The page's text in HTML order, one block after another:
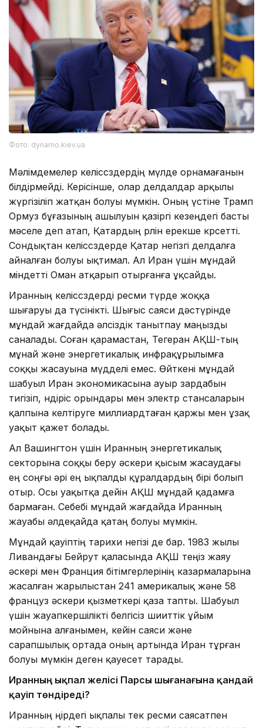
Фото: dynamo.kiev.ua
Мәлімдемелер келіссөздердің мүлде орнамағанын
білдірмейді. Керісінше, олар делдалдар арқылы
жүргізіліп жатқан болуы мүмкін. Оның үстіне Трамп
Ормуз бұғазының ашылуын қазіргі кезеңдегі басты
мәселе деп атап, Қатардың рөлін ерекше көрсетті.
Сондықтан келіссөздерде Қатар негізгі делдалға
айналған болуы ықтимал. Ал Иран үшін мұндай
міндетті Оман атқарып отырғанға ұқсайды.
Иранның келіссөздерді ресми түрде жоққа
шығаруы да түсінікті. Шығыс саяси дәстүрінде
мұндай жағдайда әлсіздік танытпау маңызды
саналады. Соған қарамастан, Тегеран АҚШ-тың
мұнай және энергетикалық инфрақұрылымға
соққы жасауына мүдделі емес. Өйткені мұндай
шабуыл Иран экономикасына ауыр зардабын
тигізіп, өндіріс орындары мен электр стансаларын
қалпына келтіруге миллиардтаған қаржы мен ұзақ
уақыт қажет болады.
Ал Вашингтон үшін Иранның энергетикалық
секторына соққы беру әскери қысым жасаудағы
ең соңғы әрі ең ықпалды құралдардың бірі болып
отыр. Осы уақытқа дейін АҚШ мұндай қадамға
бармаған. Себебі мұндай жағдайда Иранның
жауабы әлдеқайда қатаң болуы мүмкін.
Мұндай қауіптің тарихи негізі де бар. 1983 жылы
Ливандағы Бейрут қаласында АҚШ теңіз жаяу
әскері мен Франция бітімгерлерінің казармаларына
жасалған жарылыстан 241 америкалық және 58
француз әскери қызметкері қаза тапты. Шабуыл
үшін жауапкершілікті белгісіз шииттік ұйым
мойнына алғанымен, кейін саяси және
сарапшылық ортада оның артында Иран тұрған
болуы мүмкін деген қауесет тарады.
Иранның ықпал желісі Парсы шығанағына қандай
қауіп төндіреді?
Иранның өңірдегі ықпалы тек ресми саясатпен